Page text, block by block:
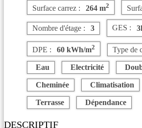
Surface carrez : 264 m2
Nombre d'étage : 3 GES :
DPE : 60 kWh/m2 Type de
Eau Electricité
Cheminée Climatisation
Terrasse Dépendance
DESCRIPTIF